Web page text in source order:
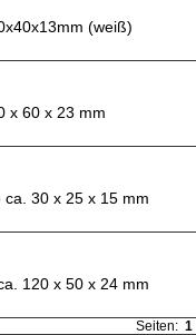
(weiß)
x 60 x 23 mm
30 x 25 x 15 mm
120 x 50 x 24 mm
Seiten: 1